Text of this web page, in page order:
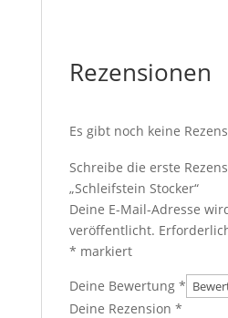
Rezensionen
Es gibt noch keine
Schreibe die erste
„Schleifstein Stocker“
Deine E-Mail-Adresse
veröffentlicht.
* markiert
Deine Bewertung *
Deine Rezension *